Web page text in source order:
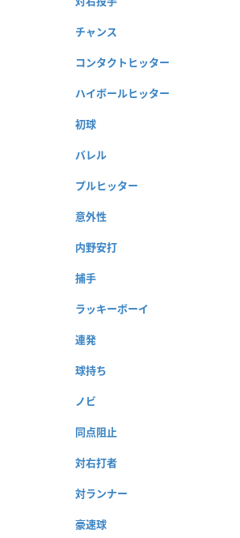
チャンス
コンタクトヒッター
ハイボールヒッター
初球
バレル
プルヒッター
意外性
内野安打
捕手
ラッキーボーイ
連発
球持ち
ノビ
同点阻止
対右打者
対ランナー
豪速球